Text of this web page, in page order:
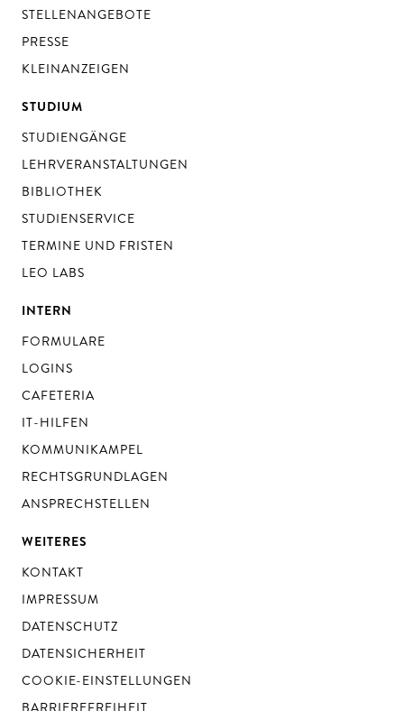
STELLENANGEBOTE
PRESSE
KLEINANZEIGEN
STUDIUM
STUDIENGÄNGE
LEHRVERANSTALTUNGEN
BIBLIOTHEK
STUDIENSERVICE
TERMINE UND FRISTEN
LEO LABS
INTERN
FORMULARE
LOGINS
CAFETERIA
IT-HILFEN
KOMMUNIKAMPEL
RECHTSGRUNDLAGEN
ANSPRECHSTELLEN
WEITERES
KONTAKT
IMPRESSUM
DATENSCHUTZ
DATENSICHERHEIT
COOKIE-EINSTELLUNGEN